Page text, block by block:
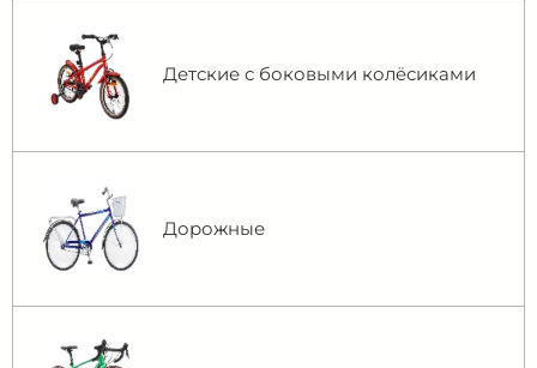
Детские с боковыми колёсиками
Дорожные